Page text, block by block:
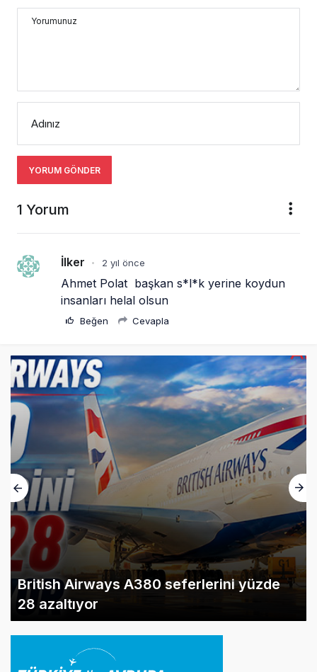
Yorumunuz
Adınız
YORUM GÖNDER
1 Yorum
İlker • 2 yıl önce
Ahmet Polat  başkan s*l*k yerine koydun
insanları helal olsun
Beğen Cevapla
British Airways A380 seferlerini yüzde
28 azaltıyor